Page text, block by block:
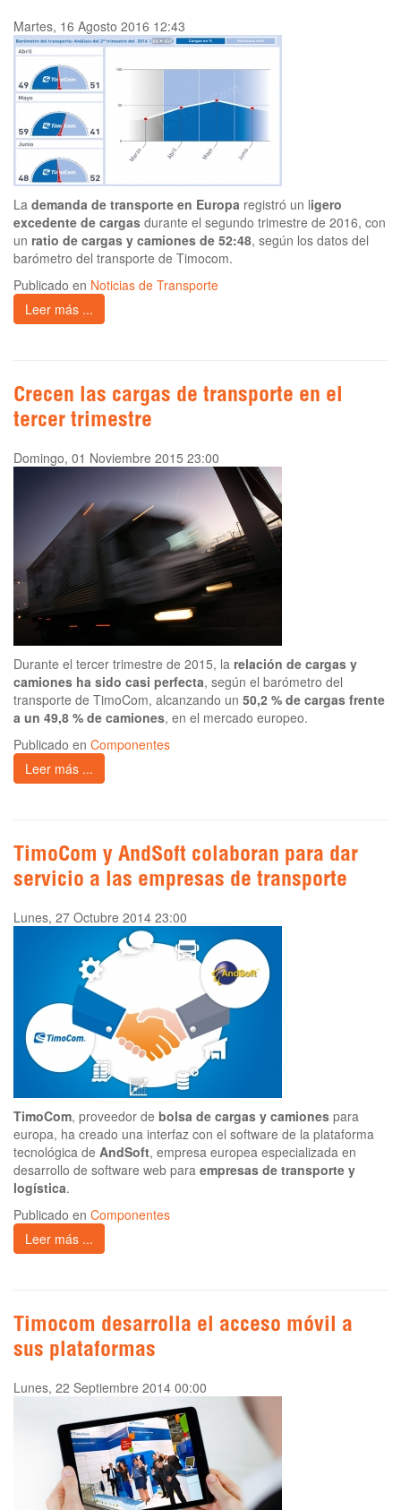
Martes, 16 Agosto 2016 12:43
La demanda de transporte en Europa registró un ligero
excedente de cargas durante el segundo trimestre de 2016, con
un ratio de cargas y camiones de 52:48, según los datos del
barómetro del transporte de Timocom.
Publicado en Noticias de Transporte
Leer más ...
Crecen las cargas de transporte en el
tercer trimestre
Domingo, 01 Noviembre 2015 23:00
Durante el tercer trimestre de 2015, la relación de cargas y
camiones ha sido casi perfecta, según el barómetro del
transporte de TimoCom, alcanzando un 50,2 % de cargas frente
a un 49,8 % de camiones, en el mercado europeo.
Publicado en Componentes
Leer más ...
TimoCom y AndSoft colaboran para dar
servicio a las empresas de transporte
Lunes, 27 Octubre 2014 23:00
TimoCom, proveedor de bolsa de cargas y camiones para
europa, ha creado una interfaz con el software de la plataforma
tecnológica de AndSoft, empresa europea especializada en
desarrollo de software web para empresas de transporte y
logística.
Publicado en Componentes
Leer más ...
Timocom desarrolla el acceso móvil a
sus plataformas
Lunes, 22 Septiembre 2014 00:00